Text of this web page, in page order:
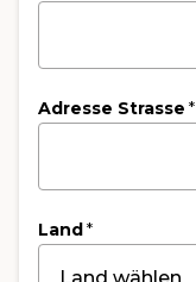
Adresse Strasse *
Land *